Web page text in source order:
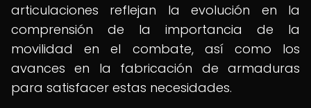
articulaciones reflejan la evolución en la
comprensión de la importancia de la
movilidad en el combate, así como los
avances en la fabricación de armaduras
para satisfacer estas necesidades.